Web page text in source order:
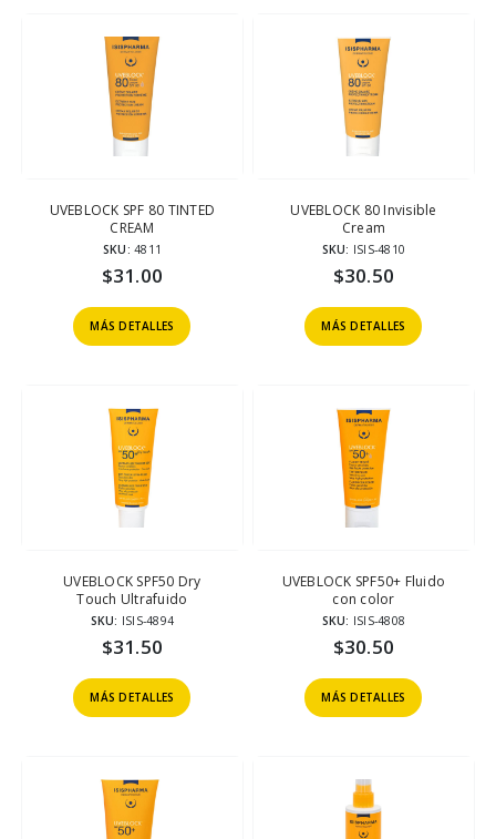
UVEBLOCK SPF 80 TINTED
CREAM
SKU:4811
$31.00
MÁS DETALLES
UVEBLOCK 80 Invisible
Cream
SKU: ISIS-4810
$30.50
MÁS DETALLES
UVEBLOCK SPF50 Dry
Touch Ultrafuido
SKU: ISIS-4894
$31.50
MÁS DETALLES
UVEBLOCK SPF50+ Fluido
con color
SKU: ISIS-4808
$30.50
MÁS DETALLES